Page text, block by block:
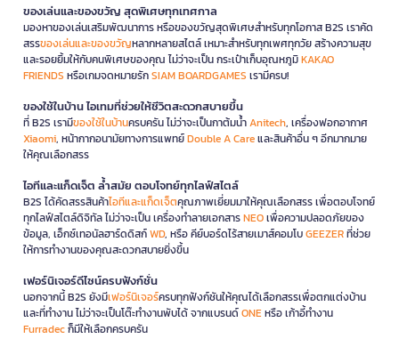
ของเล่นและของขวัญ สุดพิเศษทุกเทศกาล
มองหาของเล่นเสริมพัฒนาการ หรือของขวัญสุดพิเศษสำหรับทุกโอกาส B2S เราคัด
สรรของเล่นและของขวัญหลากหลายสไตล์ เหมาะสำหรับทุกเพศทุกวัย สร้างความสุข
และรอยยิ้มให้กับคนพิเศษของคุณ ไม่ว่าจะเป็น กระเป๋าเก็บอุณหภูมิKAKAO
FRIENDS หรือเกมจดหมายรักSIAM BOARDGAMES เรามีครบ!
ของใช้ในบ้าน ไอเทมที่ช่วยให้ชีวิตสะดวกสบายขึ้น
ที่ B2S เรามีของใช้ในบ้านครบครัน ไม่ว่าจะเป็นกาต้มน้ำAnitech, เครื่องฟอกอากาศ
Xiaomi, หน้ากากอนามัยทางการแพทย์Double A Careและสินค้าอื่น ๆ อีกมากมาย
ให้คุณเลือกสรร
ไอทีและแก็ดเจ็ต ล้ำสมัย ตอบโจทย์ทุกไลฟ์สไตล์
B2S ได้คัดสรรสินค้าไอทีและแก็ดเจ็ตคุณภาพเยี่ยมมาให้คุณเลือกสรร เพื่อตอบโจทย์
ทุกไลฟ์สไตล์ดิจิทัล ไม่ว่าจะเป็น เครื่องทำลายเอกสารNEOเพื่อความปลอดภัยของ
ข้อมูล, เอ็กซ์เทอนัลฮาร์ดดิสก์WD, หรือ คีย์บอร์ดไร้สายเมาส์คอมโบGEEZERที่ช่วย
ให้การทำงานของคุณสะดวกสบายยิ่งขึ้น
เฟอร์นิเจอร์ดีไซน์ครบฟังก์ชั่น
นอกจากนี้ B2S ยังมีเฟอร์นิเจอร์ครบทุกฟังก์ชันให้คุณได้เลือกสรรเพื่อตกแต่งบ้าน
และที่ทำงาน ไม่ว่าจะเป็นโต๊ะทำงานพับได้ จากแบรนด์ONEหรือ เก้าอี้ทำงาน
Furradecก็มีให้เลือกครบครัน